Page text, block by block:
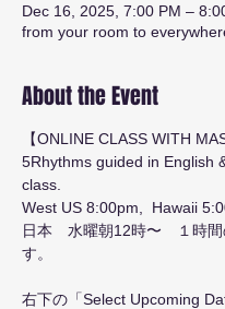
Dec 16, 2025, 7:00 PM –
from your room to
About the Event
【ONLINE CLASS WITH
5Rhythms guided in English
class.
West US 8:00pm,  Hawaii
日本　水曜朝12時〜　１時
す。
右下の「Select Upcoming